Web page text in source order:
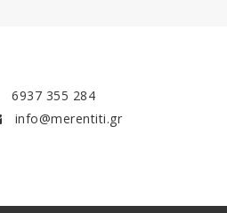
6937 355 284
info@merentiti.gr